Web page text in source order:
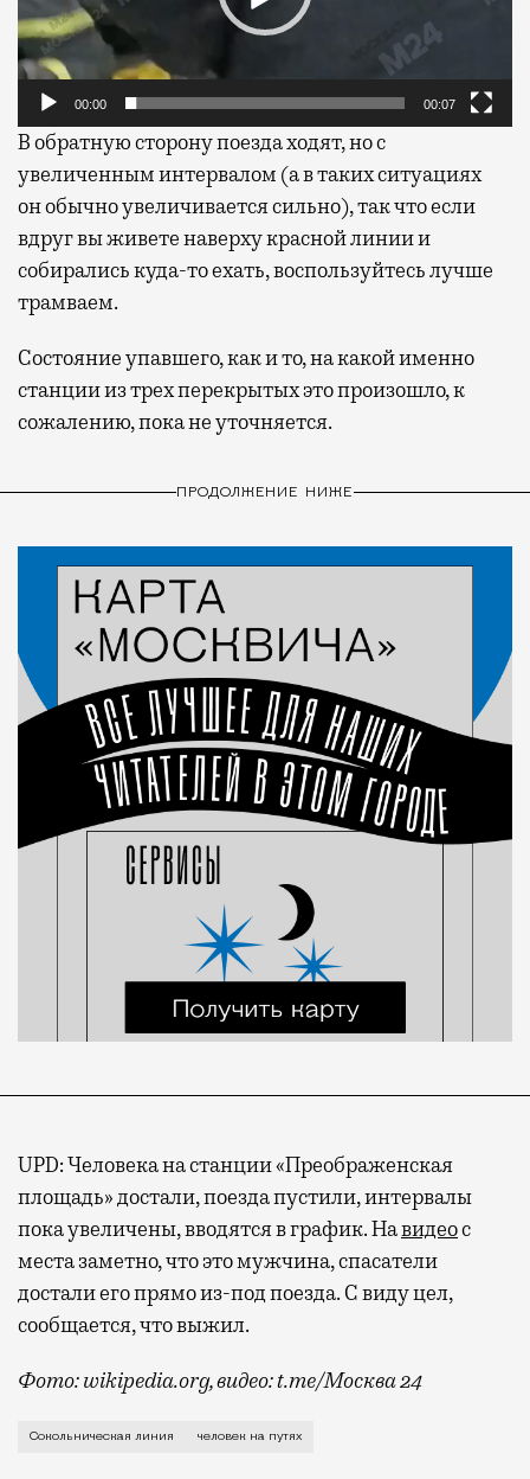
00:00 00:07
В обратную сторону поезда ходят, но с
увеличенным интервалом (а в таких ситуациях
он обычно увеличивается сильно), так что если
вдруг вы живете наверху красной линии и
собирались куда-то ехать, воспользуйтесь лучше
трамваем.
Состояние упавшего, как и то, на какой именно
станции из трех перекрытых это произошло, к
сожалению, пока не уточняется.
ПРОДОЛЖЕНИЕ НИЖЕ
UPD: Человека на станции «Преображенская
площадь» достали, поезда пустили, интервалы
пока увеличены, вводятся в график. Навидеос
места заметно, что это мужчина, спасатели
достали его прямо из-под поезда. С виду цел,
сообщается, что выжил.
Фото: wikipedia.org, видео: t.me/Москва 24
Некоторое время поезда не ходили даже на самой
Сокольническая линия человек на путях